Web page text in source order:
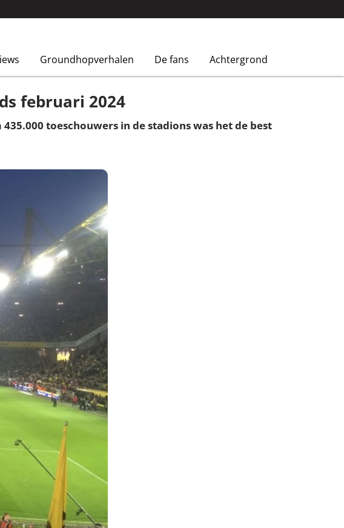
Groundhopverhalen De fans Achtergrond
februari 2024
toeschouwers in de stadions was het de best